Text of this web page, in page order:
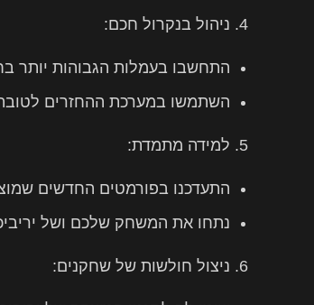
ניהול בנקרול חכם:
התחשבו בעמלות הגבוהות יותר
השתמשו במערכת ההחזרים
למידה מתמדת:
התעדכנו בפורמטים החדשים
נתחו את המשחק שלכם ושל
ניצול חולשות של שחקנים: